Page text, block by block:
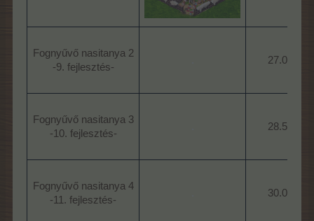
Fognyűvő nasitanya 2
-9. fejlesztés-​
27.000
Fognyűvő nasitanya 3
-10. fejlesztés-​
28.500
Fognyűvő nasitanya 4
-11. fejlesztés-​
30.000